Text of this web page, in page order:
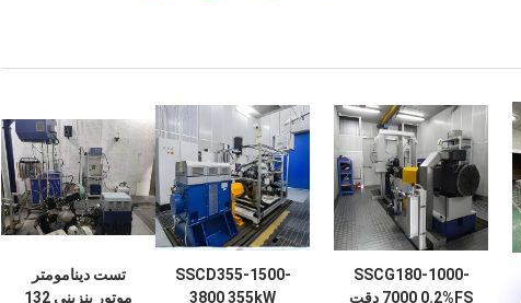
SSCG180-1000-
7000 0.2%FS دقت
SSCD355-1500-
3800 355kW
تست دینامومتر
موتور بنزینی 132